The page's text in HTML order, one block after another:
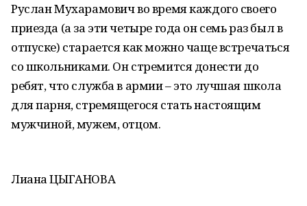
Руслан Мухарамович во время каждого своего
приезда (а за эти четыре года он семь раз был в
отпуске) старается как можно чаще встречаться
со школьниками. Он стремится донести до
ребят, что служба в армии – это лучшая школа
для парня, стремящегося стать настоящим
мужчиной, мужем, отцом.
Лиана ЦЫГАНОВА